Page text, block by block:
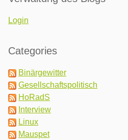
Login
Categories
Binärgewitter
Gesellschaftspolitisch
HoRadS
Interview
Linux
Mauspet